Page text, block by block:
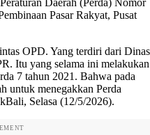
Daerah (Perda) Nomor
Pasar Rakyat, Pusat
OPD. Yang terdiri dari Dinas
Itu yang selama ini melakukan
7 tahun 2021. Bahwa pada
untuk menegakkan Perda
Selasa (12/5/2026).